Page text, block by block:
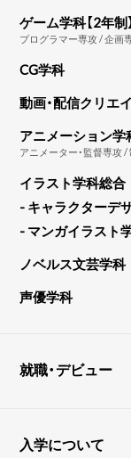
ゲーム学科【2年制】
プログラマー専攻 / 企画
CG学科
動画・配信クリエ
アニメーション学
アニメーター・監督専攻
イラスト学科総合
- キャラクターデ
- マンガイラスト
ノベルス文芸学科
声優学科
就職・デビュー
入学について